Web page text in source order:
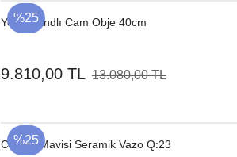
%25
Yeşil Standlı Cam Obje 40cm
9.810,00 TL 13.080,00 TL
%25
Canola Mavisi Seramik Vazo Q:23